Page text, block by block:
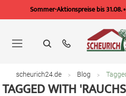
Sommer-Aktionspreise bis 31.08.
springen
scheurich24.de Blog
TAGGED WITH